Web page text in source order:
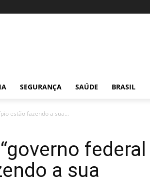
SEGURANÇA SAÚDE BRASIL
estão fazendo a sua...
federal
a sua